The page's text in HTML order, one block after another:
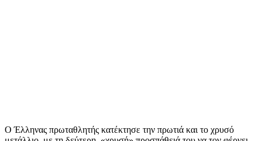
Ο Έλληνας πρωταθλητής κατέκτησε την πρωτιά και το χρυσό